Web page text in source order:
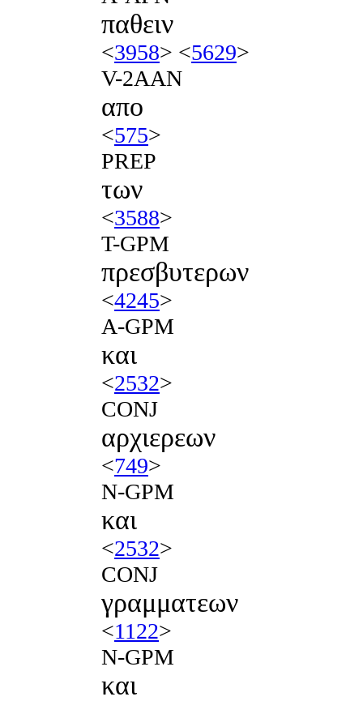
παθειν
<3958> <5629>
V-2AAN
απο
<575>
PREP
των
<3588>
T-GPM
πρεσβυτερων
<4245>
A-GPM
και
<2532>
CONJ
αρχιερεων
<749>
N-GPM
και
<2532>
CONJ
γραμματεων
<1122>
N-GPM
και